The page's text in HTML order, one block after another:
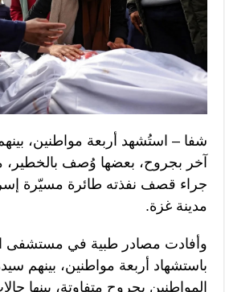
شفا – استُشهد أربعة مواطنين،
آخر بجروح، بعضها وُصف بالخطير،
جراء قصف نفذته طائرة مسيّرة
مدينة غزة.
وأفادت مصادر طبية في مستشفى
باستشهاد أربعة مواطنين، بينهم
المواطنين بجروح متفاوتة، بينها